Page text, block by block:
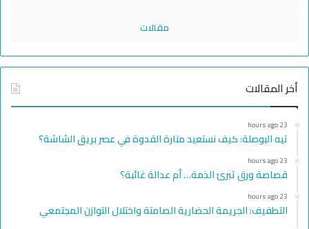
مقالات
أخر المقالات
23 hours ago
تيه البوصلة: كيف نستعيد منارة القدوة في عصر بريق الشاشة؟
23 hours ago
قصاصة ورق تبرئ الذمة… أم عدالة غائبة؟
23 hours ago
التطفيف: الجريمة الحضارية الصامتة واختلال التوازن المجتمعي